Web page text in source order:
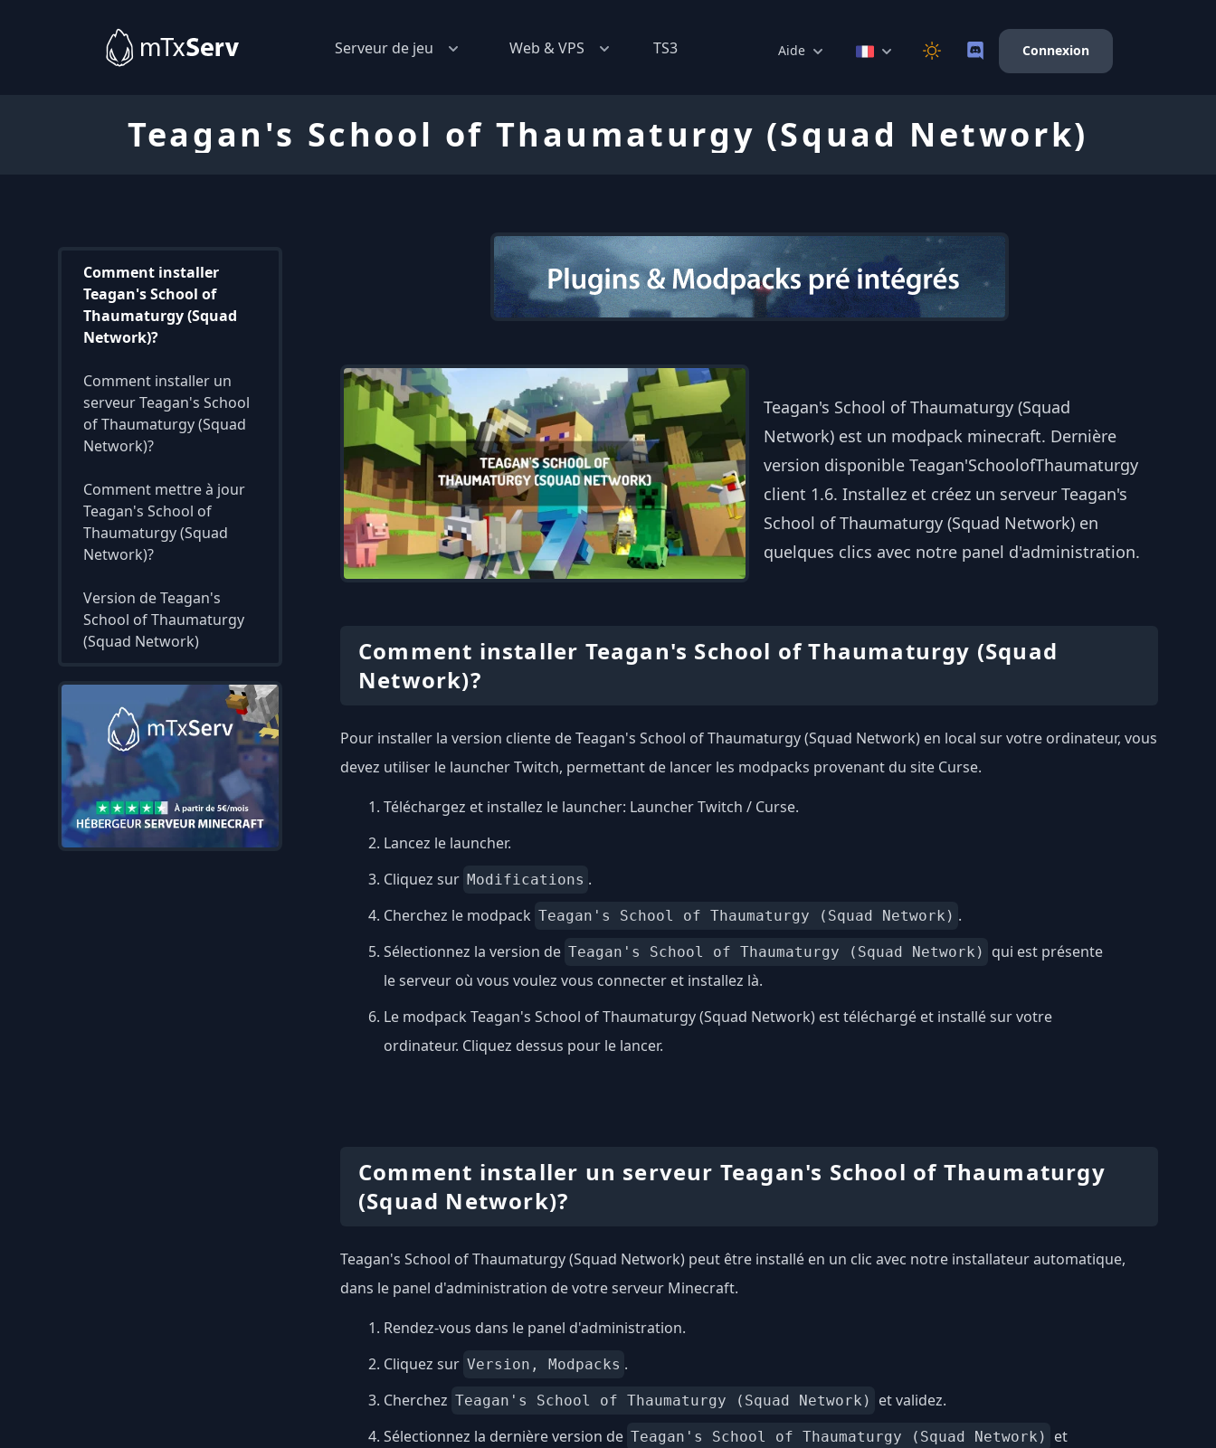
Serveur de jeu Web & VPS TS3 Aide Connexion
Teagan's School of Thaumaturgy (Squad Network)
Comment installer
Teagan's School of
Thaumaturgy (Squad
Network)?
Comment installer un
serveur Teagan's School
of Thaumaturgy (Squad
Network)?
Comment mettre à jour
Teagan's School of
Thaumaturgy (Squad
Network)?
Version de Teagan's
School of Thaumaturgy
(Squad Network)
Teagan's School of Thaumaturgy (Squad
Network) est un modpack minecraft. Dernière
version disponible Teagan'SchoolofThaumaturgy
client 1.6. Installez et créez un serveur Teagan's
School of Thaumaturgy (Squad Network) en
quelques clics avec notre panel d'administration.
Comment installer Teagan's School of Thaumaturgy (Squad
Network)?
Pour installer la version cliente de Teagan's School of Thaumaturgy (Squad Network) en local sur votre ordinateur, vous
devez utiliser le launcher Twitch, permettant de lancer les modpacks provenant du site Curse.
Téléchargez et installez le launcher: Launcher Twitch / Curse.
Lancez le launcher.
Cliquez sur Modifications .
Cherchez le modpack Teagan's School of Thaumaturgy (Squad Network) .
Sélectionnez la version de Teagan's School of Thaumaturgy (Squad Network)
qui est présente
le serveur où vous voulez vous connecter et installez là.
Le modpack Teagan's School of Thaumaturgy (Squad Network) est téléchargé et installé sur votre
ordinateur. Cliquez dessus pour le lancer.
Comment installer un serveur Teagan's School of Thaumaturgy
(Squad Network)?
Teagan's School of Thaumaturgy (Squad Network) peut être installé en un clic avec notre installateur automatique,
dans le panel d'administration de votre serveur Minecraft.
Rendez-vous dans le panel d'administration.
Cliquez sur Version, Modpacks .
Cherchez Teagan's School of Thaumaturgy (Squad Network)
et validez.
Sélectionnez la dernière version de Teagan's School of Thaumaturgy (Squad Network)
et